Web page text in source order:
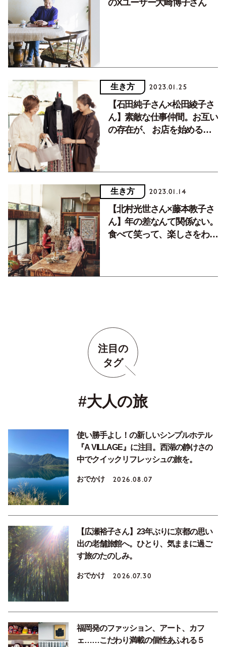
のXユーザー大崎博子さん
生き方 2023.01.25
【石田純子さん×松田綾子さ
ん】素敵な仕事仲間。お互い
の存在が、 お店を始める勇
生き方 2023.01.14
【北村光世さん×藤本教子さ
ん】年の差なんて関係ない。
食べて笑って、楽しさをわか
注目の
タグ
#大人の旅
使い勝手よし！の新しいシンプルホテル
『A VILLAGE』に注目。西湖の静けさの
中でクイックリフレッシュの旅を。
おでかけ 2026.08.07
【広瀬裕子さん】23年ぶりに京都の思い
出の老舗旅館へ。ひとり、気ままに過ご
す旅のたのしみ。
おでかけ 2026.07.30
福岡発のファッション、アート、カフ
ェ……こだわり満載の個性あふれる５